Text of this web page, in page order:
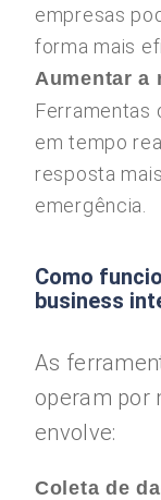
empresas
forma mais
Aumentar a
Ferramentas
em tempo
resposta
emergência.
Como
business
As
operam por
envolve:
Coleta de